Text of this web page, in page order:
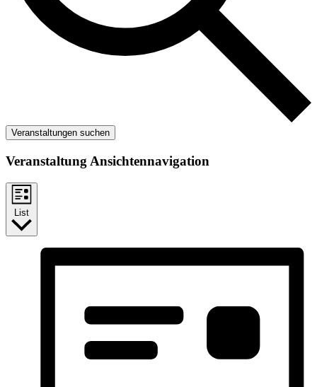
Veranstaltungen suchen
Veranstaltung Ansichtennavigation
List